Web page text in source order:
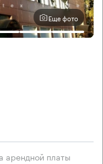
Еще фото
арендной платы